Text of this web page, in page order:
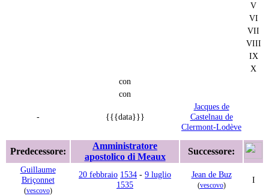
V
VI
VII
VIII
IX
X
con
con
- {{{data}}}
Jacques de
Castelnau de
Clermont-Lodève
Predecessore:
Amministratore
apostolico di Meaux
Successore:
Guillaume
Briçonnet
(vescovo)
20 febbraio 1534 - 9 luglio
1535
Jean de Buz
(vescovo)
I